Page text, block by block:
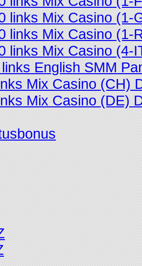
links Mix Casino (1-
links Mix Casino (1-
links Mix Casino (4-
English SMM
Mix Casino (CH)
Mix Casino (DE)